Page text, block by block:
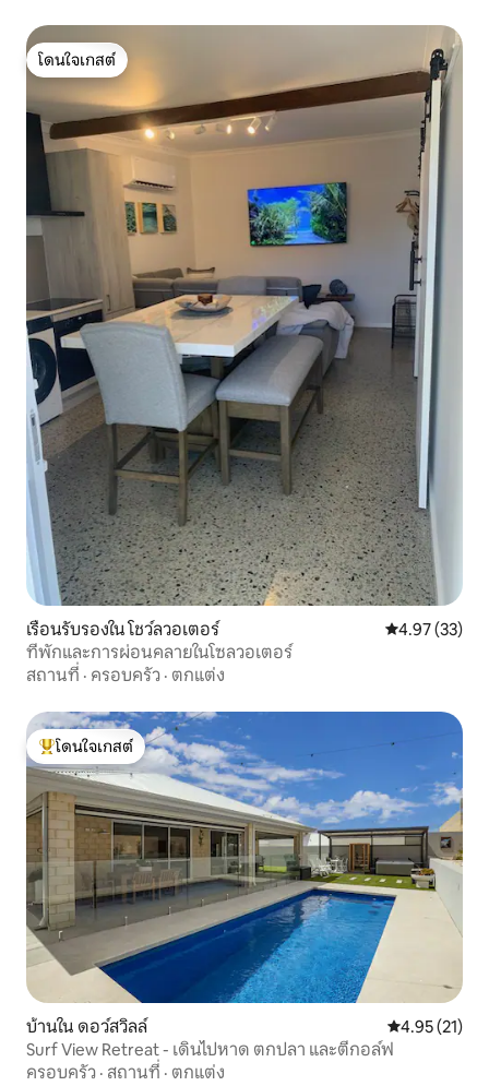
โดนใจเกสต์
โดนใจเกสต์
เรือนรับรองใน โชว์ลวอเตอร์ คะแนนเฉลี่ย
4.97 (33)
ที่พักและการผ่อนคลายในโซลวอเตอร์
สถานที่ · ครอบครัว · ตกแต่ง
โดนใจเกสต์ที่สุด
โดนใจเกสต์
บ้านใน ดอว์สวิลล์ คะแนนเฉลี่ย
4.95 (21)
Surf View Retreat - เดินไปหาด ตกปลา และตีกอล์ฟ
ครอบครัว · สถานที่ · ตกแต่ง